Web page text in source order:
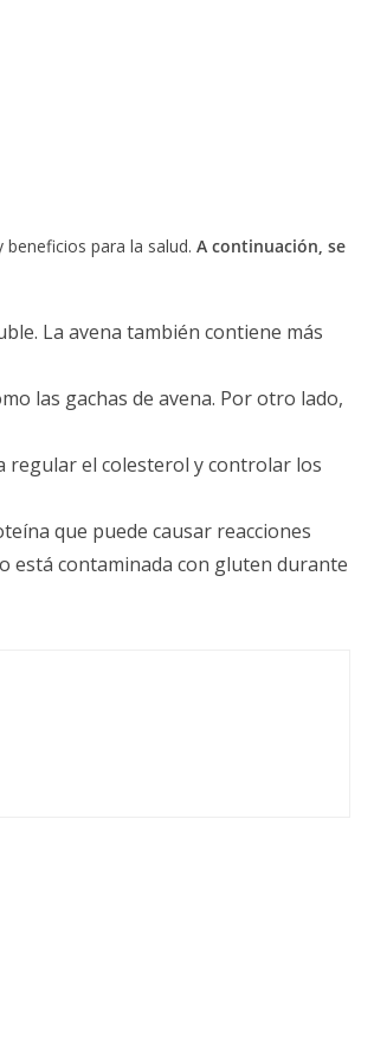
para la salud. A continuación, se
La avena también contiene más
las gachas de avena. Por otro lado,
regular el colesterol y controlar los
que puede causar reacciones
está contaminada con gluten durante